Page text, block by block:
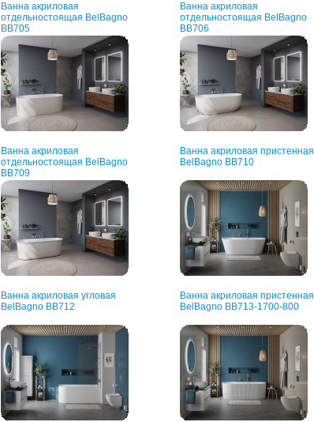
Ванна акриловая
отдельностоящая BelBagno
BB705
Ванна акриловая
отдельностоящая BelBagno
BB706
Ванна акриловая
отдельностоящая BelBagno
BB709
Ванна акриловая пристенная
BelBagno BB710
Ванна акриловая угловая
BelBagno BB712
Ванна акриловая пристенная
BelBagno BB713-1700-800